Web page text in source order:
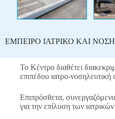
ΕΜΠΕΙΡΟ ΙΑΤΡΙΚΟ ΚΑΙ
Το Κέντρο διαθέτει
επιπέδου ιατρο-
Επιπρόσθετα,
για την επίλυση των